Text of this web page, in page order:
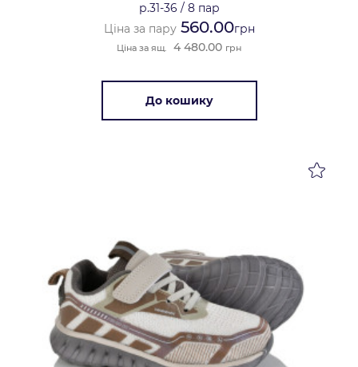
р.31-36 / 8 пар
Ціна за пару560.00грн
Ціна за ящ. 4 480.00 грн
До кошику